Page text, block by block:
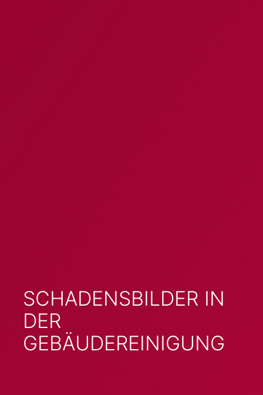
SCHADENSBILDER IN
DER
GEBÄUDEREINIGUNG